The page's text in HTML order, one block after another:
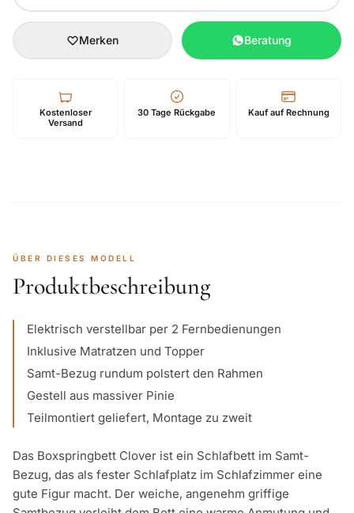
Merken Beratung
Kostenloser
Versand
30 Tage Rückgabe Kauf auf Rechnung
ÜBER DIESES MODELL
Produktbeschreibung
Elektrisch verstellbar per 2 Fernbedienungen
Inklusive Matratzen und Topper
Samt-Bezug rundum polstert den Rahmen
Gestell aus massiver Pinie
Teilmontiert geliefert, Montage zu zweit
Das Boxspringbett Clover ist ein Schlafbett im Samt-
Bezug, das als fester Schlafplatz im Schlafzimmer eine
gute Figur macht. Der weiche, angenehm griffige